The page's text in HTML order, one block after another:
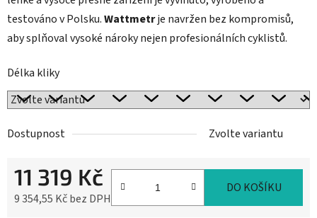
testováno v Polsku.Wattmetrje navržen bez kompromisů,
aby splňoval vysoké nároky nejen profesionálních cyklistů.
Délka kliky
Dostupnost Zvolte variantu
11 319 Kč
9 354,55 Kč bez DPH
DO KOŠÍKU